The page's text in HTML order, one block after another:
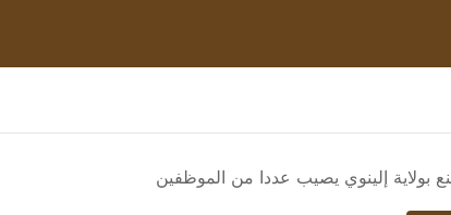
بولاية إلينوي يصيب عددا من الموظفين